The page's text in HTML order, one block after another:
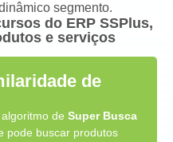
segmento.
do ERP SSPlus,
e serviços
de
de Super Busca
pode buscar produtos